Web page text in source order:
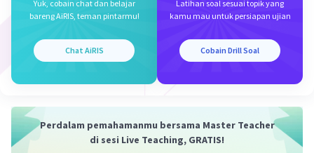
Yuk, cobain chat dan belajar
bareng AiRIS, teman pintarmu!
Chat AiRIS
Latihan soal sesuai topik yang
kamu mau untuk persiapan ujian
Cobain Drill Soal
Perdalam pemahamanmu bersama Master Teacher
di sesi Live Teaching, GRATIS!